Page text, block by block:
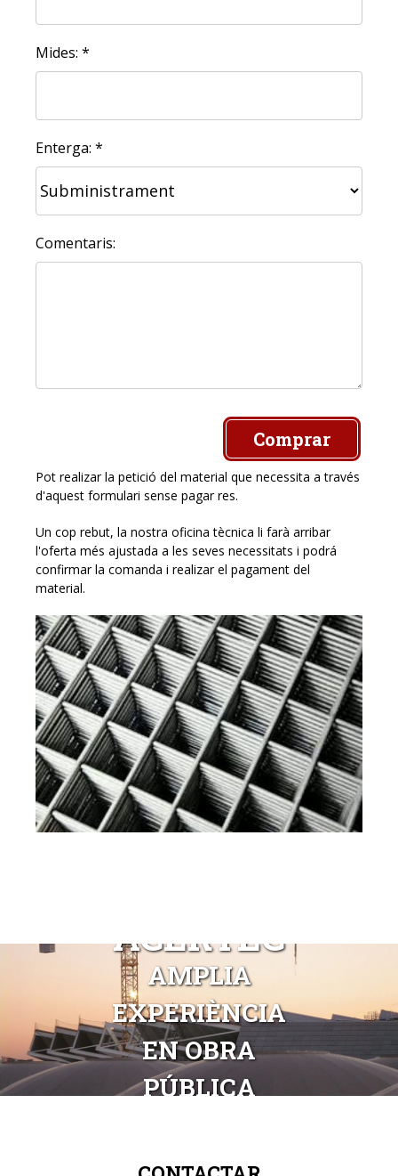
Mides: *
Enterga: *
Comentaris:
Comprar
Pot realizar la petició del material que necessita a través
d'aquest formulari sense pagar res.
Un cop rebut, la nostra oficina tècnica li farà arribar
l'oferta més ajustada a les seves necessitats i podrá
confirmar la comanda i realizar el pagament del
material.
ACERTEC
AMPLIA
EXPERIÈNCIA
EN OBRA
PÚBLICA